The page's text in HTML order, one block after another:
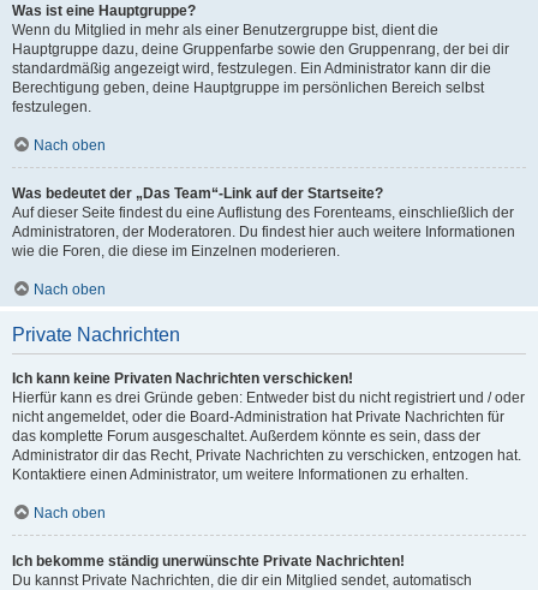
Was ist eine Hauptgruppe?
Wenn du Mitglied in mehr als einer Benutzergruppe bist, dient die
Hauptgruppe dazu, deine Gruppenfarbe sowie den Gruppenrang, der bei dir
standardmäßig angezeigt wird, festzulegen. Ein Administrator kann dir die
Berechtigung geben, deine Hauptgruppe im persönlichen Bereich selbst
festzulegen.
Nach oben
Was bedeutet der „Das Team“-Link auf der Startseite?
Auf dieser Seite findest du eine Auflistung des Forenteams, einschließlich der
Administratoren, der Moderatoren. Du findest hier auch weitere Informationen
wie die Foren, die diese im Einzelnen moderieren.
Nach oben
Private Nachrichten
Ich kann keine Privaten Nachrichten verschicken!
Hierfür kann es drei Gründe geben: Entweder bist du nicht registriert und / oder
nicht angemeldet, oder die Board-Administration hat Private Nachrichten für
das komplette Forum ausgeschaltet. Außerdem könnte es sein, dass der
Administrator dir das Recht, Private Nachrichten zu verschicken, entzogen hat.
Kontaktiere einen Administrator, um weitere Informationen zu erhalten.
Nach oben
Ich bekomme ständig unerwünschte Private Nachrichten!
Du kannst Private Nachrichten, die dir ein Mitglied sendet, automatisch